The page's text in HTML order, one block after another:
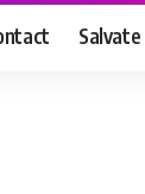
Salvate